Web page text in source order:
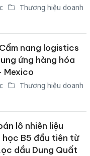
Thương hiệu doanh
nang logistics
ứng hàng hóa
Mexico
Thương hiệu doanh
lô nhiên liệu
học B5 đầu tiên từ
dầu Dung Quất